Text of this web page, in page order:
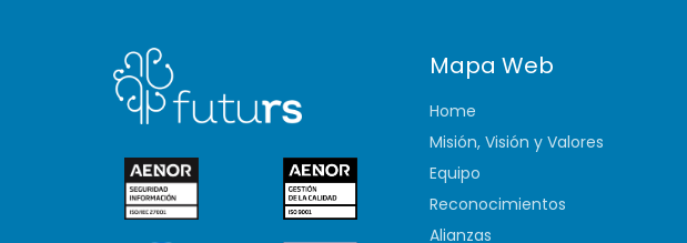
Mapa Web
Home
Misión, Visión y Valores
Equipo
Reconocimientos
Alianzas